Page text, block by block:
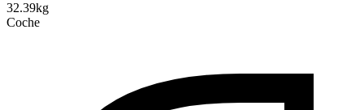
32.39kg
Coche